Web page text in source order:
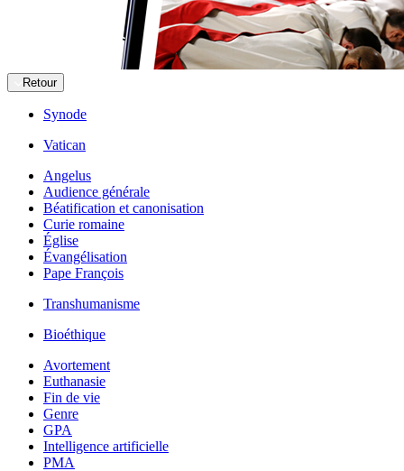
Retour
Synode
Vatican
Angelus
Audience générale
Béatification et canonisation
Curie romaine
Église
Évangélisation
Pape François
Transhumanisme
Bioéthique
Avortement
Euthanasie
Fin de vie
Genre
GPA
Intelligence artificielle
PMA